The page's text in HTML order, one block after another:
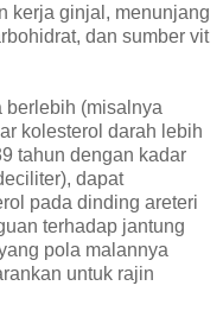
kerja ginjal, menunjang
dan sumber vit
berlebih (misalnya
kolesterol darah lebih
tahun dengan kadar
dapat
pada dinding areteri
terhadap jantung
pola malannya
untuk rajin